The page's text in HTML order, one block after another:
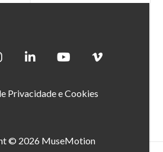
© 2026 MuseMotion
Privacidade e Cookies